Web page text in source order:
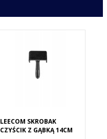
LEECOM SKROBAK
CZYŚCIK Z GĄBKĄ 14CM